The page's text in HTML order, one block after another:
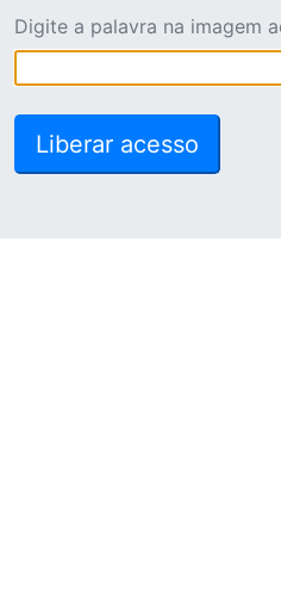
Digite a palavra na imagem